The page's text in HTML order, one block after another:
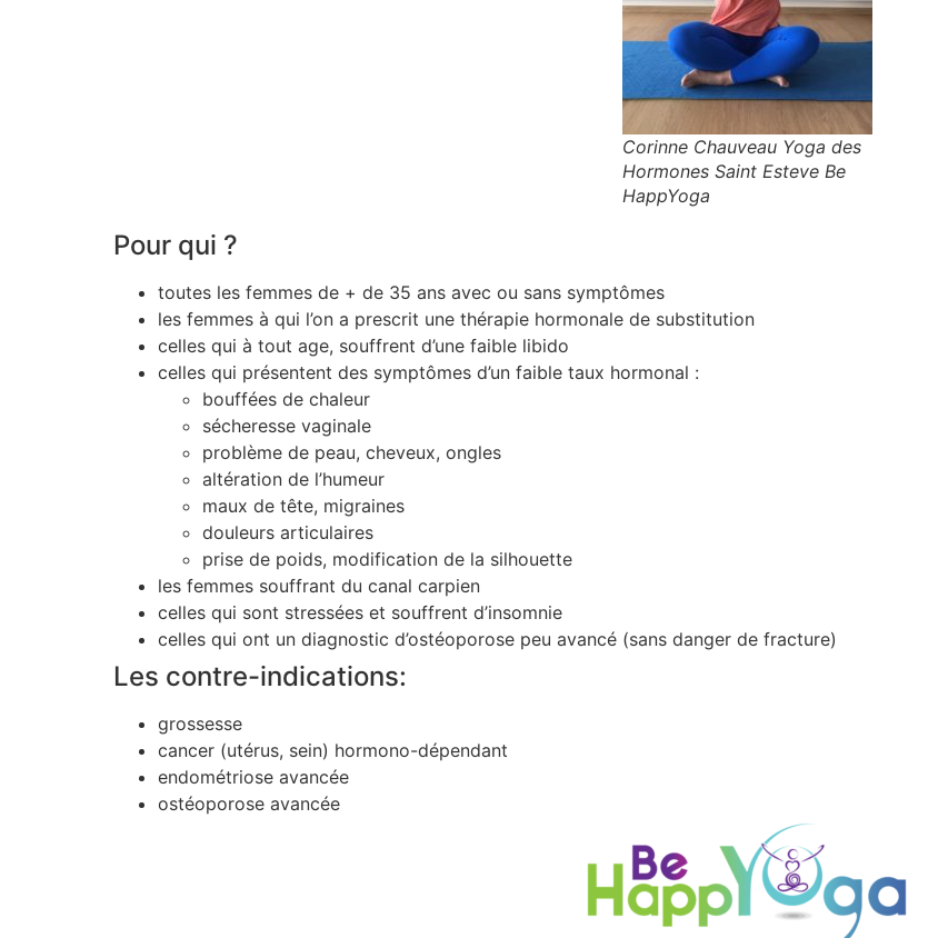
Corinne Chauveau Yoga des
Hormones Saint Esteve Be
HappYoga
Pour qui ?
toutes les femmes de + de 35 ans avec ou sans symptômes
les femmes à qui l’on a prescrit une thérapie hormonale de substitution
celles qui à tout age, souffrent d’une faible libido
celles qui présentent des symptômes d’un faible taux hormonal :
bouffées de chaleur
sécheresse vaginale
problème de peau, cheveux, ongles
altération de l’humeur
maux de tête, migraines
douleurs articulaires
prise de poids, modification de la silhouette
les femmes souffrant du canal carpien
celles qui sont stressées et souffrent d’insomnie
celles qui ont un diagnostic d’ostéoporose peu avancé (sans danger de fracture)
Les contre-indications:
grossesse
cancer (utérus, sein) hormono-dépendant
endométriose avancée
ostéoporose avancée